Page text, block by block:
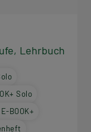
Lehrbuch
Solo
BOOK+